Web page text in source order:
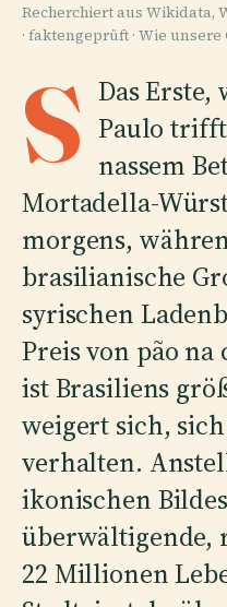
Recherchiert aus
· faktengeprüft · Wie unsere
S Das Erste,
Paulo
nassem
Mortadella-
morgens,
brasilianische
syrischen
Preis von pão na
ist Brasiliens
weigert sich,
verhalten.
ikonischen
überwältigende,
22 Millionen